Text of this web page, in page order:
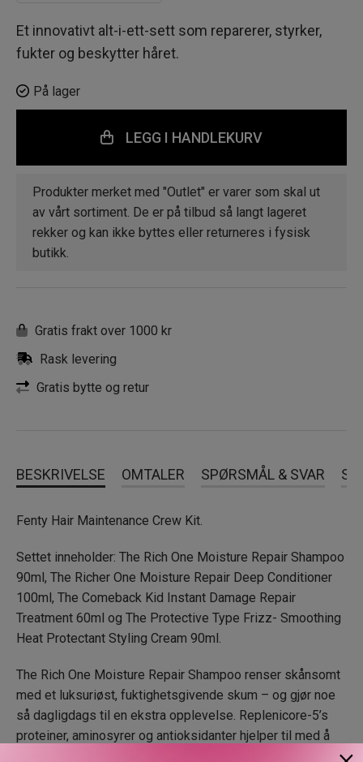
Et innovativt alt-i-ett-sett som reparerer, styrker,
fukter og beskytter håret.
På lager
LEGG I HANDLEKURV
Produkter merket med "Outlet" er varer som skal ut
av vårt sortiment. De er på tilbud så langt lageret
rekker og kan ikke byttes eller returneres i fysisk
butikk.
Gratis frakt over 1000 kr
Rask levering
Gratis bytte og retur
BESKRIVELSE OMTALER SPØRSMÅL & SVAR
Fenty Hair Maintenance Crew Kit.
Settet inneholder: The Rich One Moisture Repair Shampoo
90ml, The Richer One Moisture Repair Deep Conditioner
100ml, The Comeback Kid Instant Damage Repair
Treatment 60ml og The Protective Type Frizz- Smoothing
Heat Protectant Styling Cream 90ml.
The Rich One Moisture Repair Shampoo renser skånsomt
med et luksuriøst, fuktighetsgivende skum – og gjør noe
så dagligdags til en ekstra opplevelse. Replenicore-5’s
proteiner, aminosyrer og antioksidanter hjelper til med å